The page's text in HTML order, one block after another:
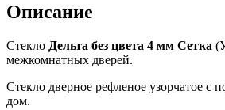
Описание
Стекло Дельта без цвета 4 мм Сетка
межкомнатных дверей.
Стекло дверное рефленое узорчатое с
дом.